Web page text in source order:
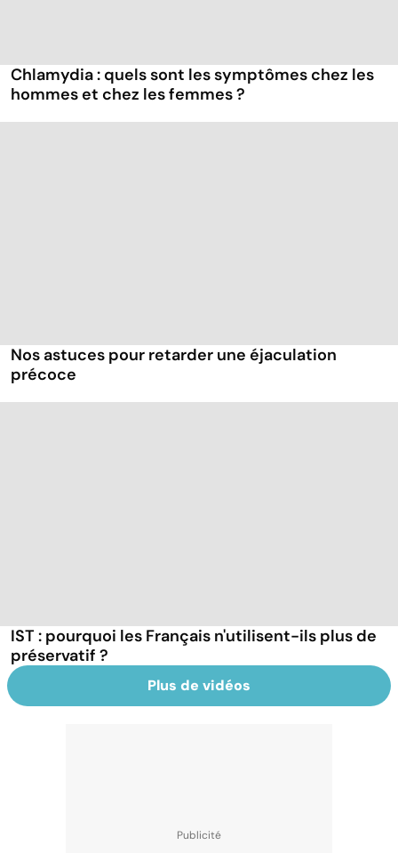
Chlamydia : quels sont les symptômes chez les
hommes et chez les femmes ?
Nos astuces pour retarder une éjaculation
précoce
IST : pourquoi les Français n'utilisent-ils plus de
préservatif ?
Plus de vidéos